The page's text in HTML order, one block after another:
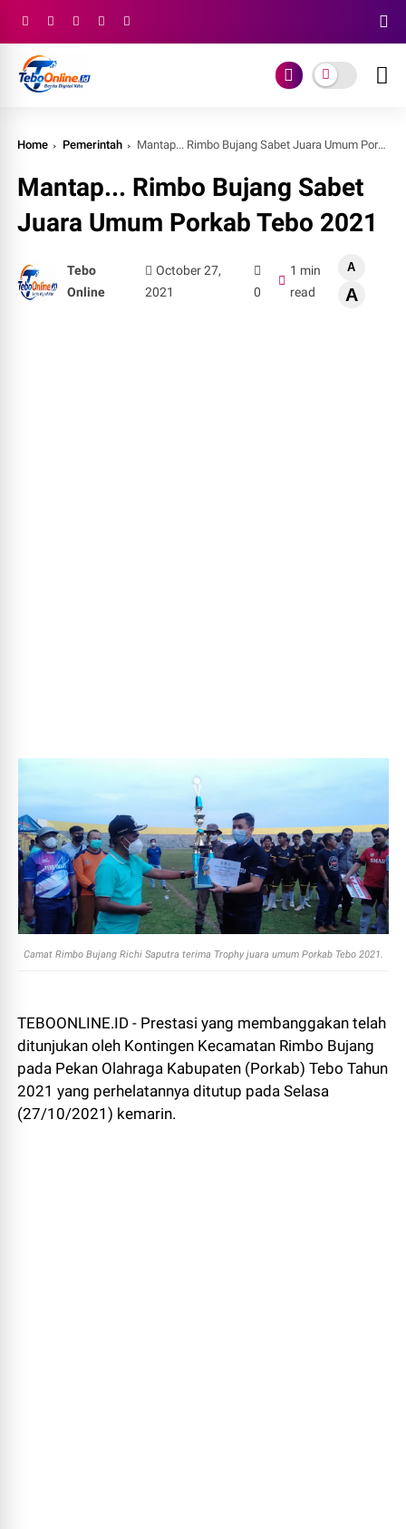
Home Pemerintah Mantap... Rimbo Bujang Sabet Juara Umum Porkab Tebo 2021
Mantap... Rimbo Bujang Sabet
Juara Umum Porkab Tebo 2021
Tebo
Online
October 27,
2021
0
1 min
read
A
A
Camat Rimbo Bujang Richi Saputra terima Trophy juara umum Porkab Tebo 2021.
TEBOONLINE.ID - Prestasi yang membanggakan telah
ditunjukan oleh Kontingen Kecamatan Rimbo Bujang
pada Pekan Olahraga Kabupaten (Porkab) Tebo Tahun
2021 yang perhelatannya ditutup pada Selasa
(27/10/2021) kemarin.